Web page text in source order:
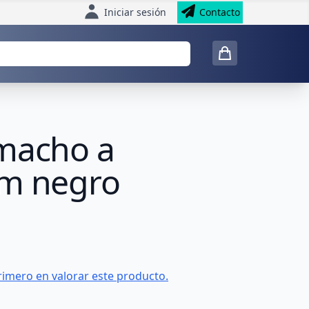
Iniciar sesión Contacto
a
negro
en valorar este producto.